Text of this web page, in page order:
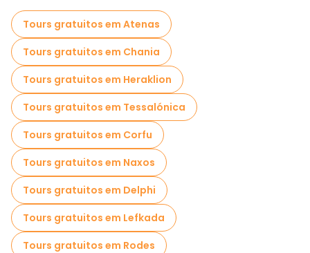
Tours gratuitos em Atenas
Tours gratuitos em Chania
Tours gratuitos em Heraklion
Tours gratuitos em Tessalónica
Tours gratuitos em Corfu
Tours gratuitos em Naxos
Tours gratuitos em Delphi
Tours gratuitos em Lefkada
Tours gratuitos em Rodes